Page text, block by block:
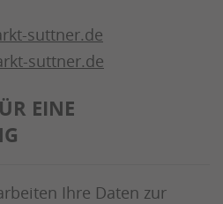
suttner.de
suttner.de
EINE
Ihre Daten zur